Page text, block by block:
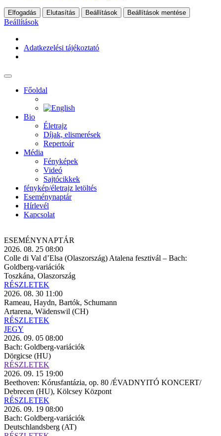
Elfogadás Elutasítás Beállítások Beállítások mentése
Beállítások
Adatkezelési tájékoztató
Főoldal
Bio
Életrajz
Díjak, elismerések
Repertoár
Média
Fényképek
Videó
Sajtócikkek
fénykép/életrajz letöltés
Eseménynaptár
Hírlevél
Kapcsolat
ESEMÉNY­NAPTÁR
2026. 08. 25 08:00
Colle di Val d’Elsa (Olaszország) Atalena fesztivál – Bach:
Goldberg-variációk
Toszkána, Olaszország
RÉSZLETEK
2026. 08. 30 11:00
Rameau, Haydn, Bartók, Schumann
Artarena, Wädenswil (CH)
RÉSZLETEK
JEGY
2026. 09. 05 08:00
Bach: Goldberg-variációk
Dörgicse (HU)
RÉSZLETEK
2026. 09. 15 19:00
Beethoven: Kórusfantázia, op. 80 /ÉVADNYITÓ KONCERT/
Debrecen (HU), Kölcsey Központ
RÉSZLETEK
2026. 09. 19 08:00
Bach: Goldberg-variációk
Deutschlandsberg (AT)